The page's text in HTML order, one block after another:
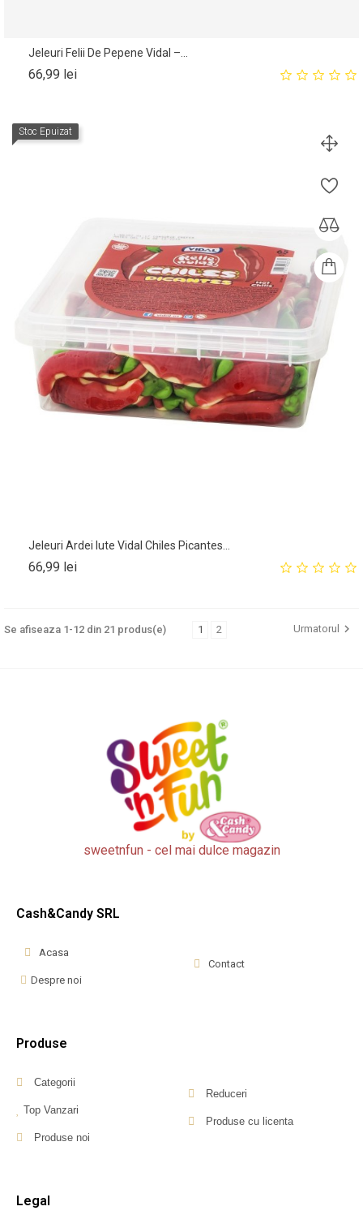
Jeleuri Felii De Pepene Vidal –...
66,99 leiPret
Stoc Epuizat
Jeleuri Ardei Iute Vidal Chiles Picantes...
66,99 leiPret
Se afiseaza 1-12 din 21 produs(e) 1 2 Urmatorul 
sweetnfun - cel mai dulce magazin
Cash&Candy SRL
Acasa
Despre noi
Contact
Produse
Categorii
Top Vanzari
Produse noi
Reduceri
Produse cu licenta
Legal